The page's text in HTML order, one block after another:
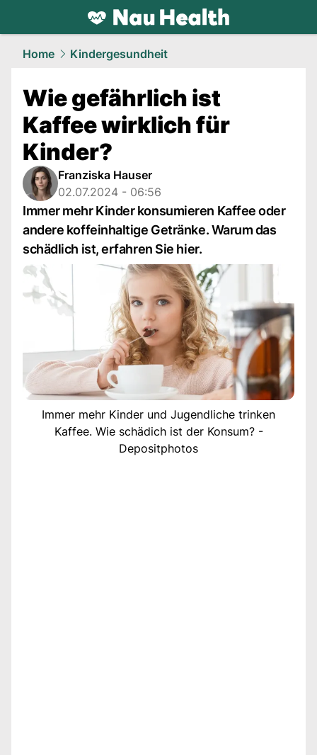
health.NAU.ch
Home Kindergesundheit
Wie gefährlich ist
Kaffee wirklich für
Kinder?
Franziska Hauser
02.07.2024 - 06:56
Immer mehr Kinder konsumieren Kaffee oder
andere koffeinhaltige Getränke. Warum das
schädlich ist, erfahren Sie hier.
Immer mehr Kinder und Jugendliche trinken
Kaffee. Wie schädich ist der Konsum? -
Depositphotos